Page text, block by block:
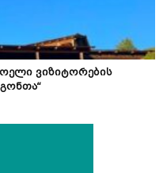
ვიზიტორების